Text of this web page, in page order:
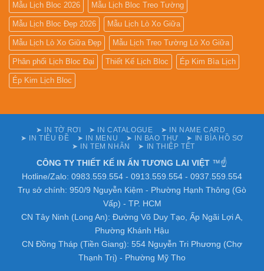
Mẫu Lịch Bloc 2026 Mẫu Lịch Bloc Treo Tường
Mẫu Lịch Bloc Đẹp 2026 Mẫu Lịch Lò Xo Giữa
Mẫu Lịch Lò Xo Giữa Đẹp Mẫu Lịch Treo Tường Lò Xo Giữa
Phân phối Lịch Bloc Đại Thiết Kế Lịch Bloc Ép Kim Bìa Lịch
Ép Kim Lịch Bloc
➤ IN TỜ RƠI ➤ IN CATALOGUE
➤ IN NAME CARD
➤ IN TIÊU ĐỀ
➤ IN MENU ➤ IN BAO THƯ
➤ IN BÌA HỒ SƠ
➤ IN TEM NHÃN
➤ IN THIỆP TẾT
CÔNG TY THIẾT KẾ IN ẤN TƯƠNG LAI VIỆT ™☝️
Hotline/Zalo: 0983.559.554 - 0913.559.554 - 0937.559.554
Trụ sở chính: 950/9 Nguyễn Kiệm - Phường Hạnh Thông (Gò
Vấp) - TP. HCM
CN Tây Ninh (Long An): Đường Võ Duy Tạo, Ấp Ngãi Lợi A,
Phường Khánh Hậu
CN Đồng Tháp (Tiền Giang): 554 Nguyễn Tri Phương (Chợ
Thạnh Trị) - Phường Mỹ Tho